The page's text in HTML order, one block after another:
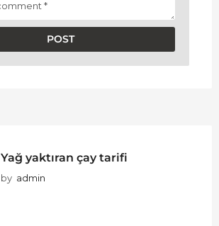
Yağ yaktıran çay tarifi
by admin